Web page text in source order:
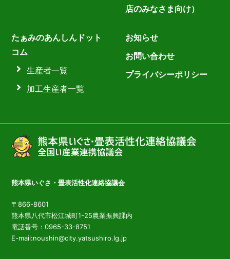
店のみなさま向け）
たぁみのあんしんドット
コム
生産者一覧
加工生産者一覧
お知らせ
お問い合わせ
プライバシーポリシー
熊本県いぐさ・畳表活性化連絡協議会
〒866-8601
熊本県八代市松江城町1-25農業振興課内
電話番号：0965-33-8751
E-mail:noushin@city.yatsushiro.lg.jp